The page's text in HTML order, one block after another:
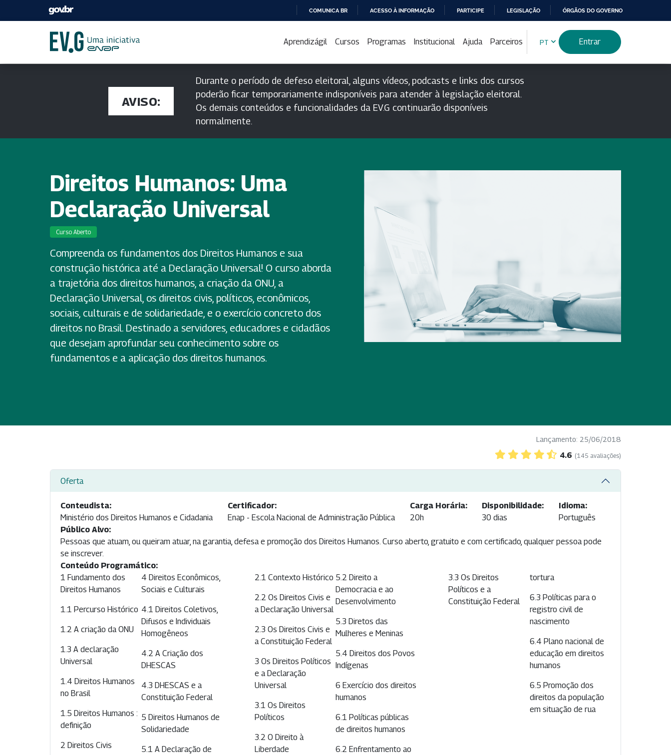
PARA
CONTEÚDO
COMUNICA BR ACESSO À INFORMAÇÃO PARTICIPE LEGISLAÇÃO ÓRGÃOS DO GOVERNO
Aprendizágil Cursos Programas Institucional Ajuda Parceiros PT Entrar
AVISO:
Durante o período de defeso eleitoral, alguns vídeos, podcasts e links dos cursos
poderão ficar temporariamente indisponíveis para atender à legislação eleitoral.
Os demais conteúdos e funcionalidades da EV.G continuarão disponíveis
normalmente.
Direitos Humanos: Uma
Declaração Universal
Curso Aberto
Compreenda os fundamentos dos Direitos Humanos e sua
construção histórica até a Declaração Universal! O curso aborda
a trajetória dos direitos humanos, a criação da ONU, a
Declaração Universal, os direitos civis, políticos, econômicos,
sociais, culturais e de solidariedade, e o exercício concreto dos
direitos no Brasil. Destinado a servidores, educadores e cidadãos
que desejam aprofundar seu conhecimento sobre os
fundamentos e a aplicação dos direitos humanos.
Lançamento: 25/06/2018
4.6 (145 avaliações)
Oferta
Conteudista:
Ministério dos Direitos Humanos e Cidadania
Certificador:
Enap - Escola Nacional de Administração Pública
Carga Horária:
20h
Disponibilidade:
30 dias
Idioma:
Português
Público Alvo:
Pessoas que atuam, ou queiram atuar, na garantia, defesa e promoção dos Direitos Humanos. Curso aberto, gratuito e com certificado, qualquer pessoa pode
se inscrever.
Conteúdo Programático:
1 Fundamento dos
Direitos Humanos
1.1 Percurso Histórico
1.2 A criação da ONU
1.3 A declaração
Universal
1.4 Direitos Humanos
no Brasil
1.5 Direitos Humanos :
definição
2 Direitos Civis
2.1 Contexto Histórico
2.2 Os Direitos Civis e
a Declaração Universal
2.3 Os Direitos Civis e
a Constituição Federal
3 Os Direitos Políticos
e a Declaração
Universal
3.1 Os Direitos
Políticos
3.2 O Direito à
Liberdade
3.3 Os Direitos
Políticos e a
Constituição Federal
4 Direitos Econômicos,
Sociais e Culturais
4.1 Direitos Coletivos,
Difusos e Individuais
Homogêneos
4.2 A Criação dos
DHESCAS
4.3 DHESCAS e a
Constituição Federal
5 Direitos Humanos de
Solidariedade
5.1 A Declaração de
5.2 Direito a
Democracia e ao
Desenvolvimento
5.3 Diretos das
Mulheres e Meninas
5.4 Direitos dos Povos
Indígenas
6 Exercício dos direitos
humanos
6.1 Políticas públicas
de direitos humanos
6.2 Enfrentamento ao
tortura
6.3 Políticas para o
registro civil de
nascimento
6.4 Plano nacional de
educação em direitos
humanos
6.5 Promoção dos
direitos da população
em situação de rua